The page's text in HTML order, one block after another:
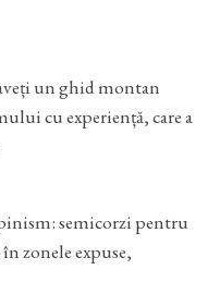
un ghid montan
cu experiență, care a
semicorzi pentru
zonele expuse,